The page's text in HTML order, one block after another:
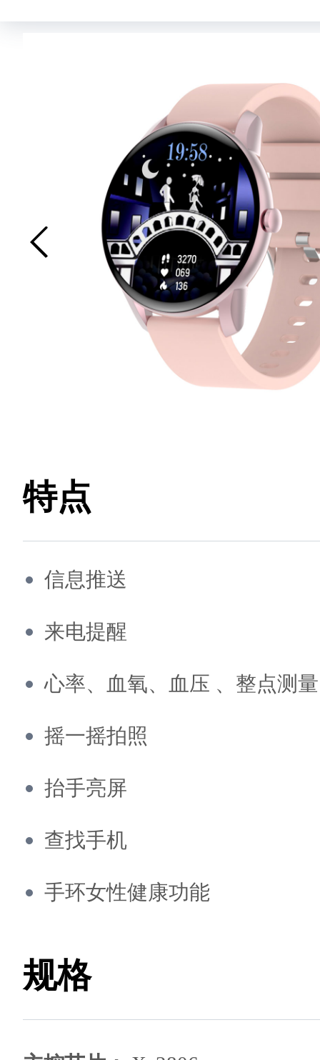
特点
信息推送
来电提醒
心率、血氧、血压 、整点测量
摇一摇拍照
抬手亮屏
查找手机
手环女性健康功能
规格